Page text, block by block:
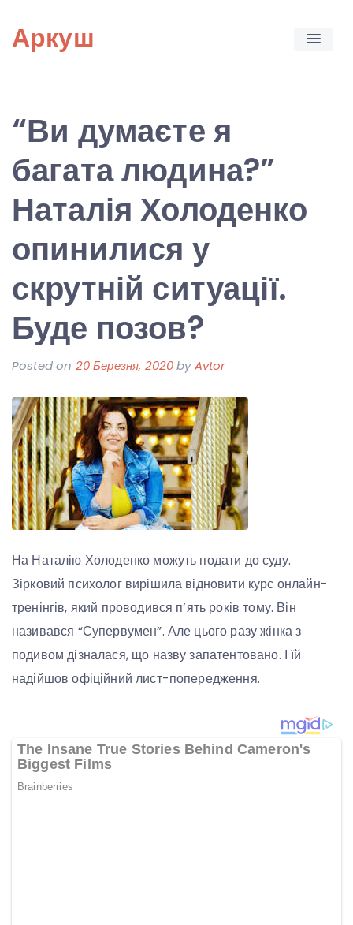
content
Аркуш
“Ви думаєте я
багата людина?”
Наталія Холоденко
опинилися у
скрутній ситуації.
Буде позов?
Posted on 20 Березня, 2020byAvtor
На Наталію Холоденко можуть подати до суду.
Зірковий психолог вирішила відновити курс онлайн-
тренінгів, який проводився п’ять років тому. Він
називався “Супервумен”. Але цього разу жінка з
подивом дізналася, що назву запатентовано. І їй
надійшов офіційний лист-попередження.